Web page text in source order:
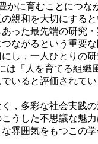
に育むことにつな
和を大切にする
った最先端の研
ながるという重要な
，一人ひとりの
「人を育てる組
いると評価されて
多彩な社会実践
した不思議な魅
雰囲気をもつこの